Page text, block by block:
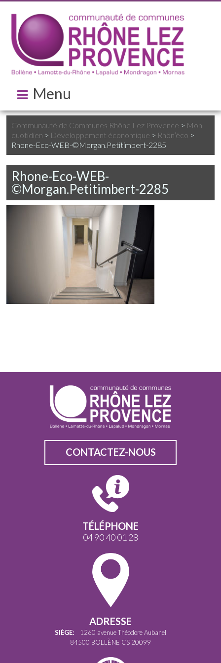
Menu
Communauté de Communes Rhône Lez Provence > Mon
quotidien > Développement économique > Rhôn’éco >
Rhone-Eco-WEB-©Morgan.Petitimbert-2285
Rhone-Eco-WEB-
©Morgan.Petitimbert-2285
CONTACTEZ-NOUS
TÉLÉPHONE
04 90 40 01 28
ADRESSE
SIÈGE: 1260 avenue Théodore Aubanel
84500 BOLLÈNE CS 20099